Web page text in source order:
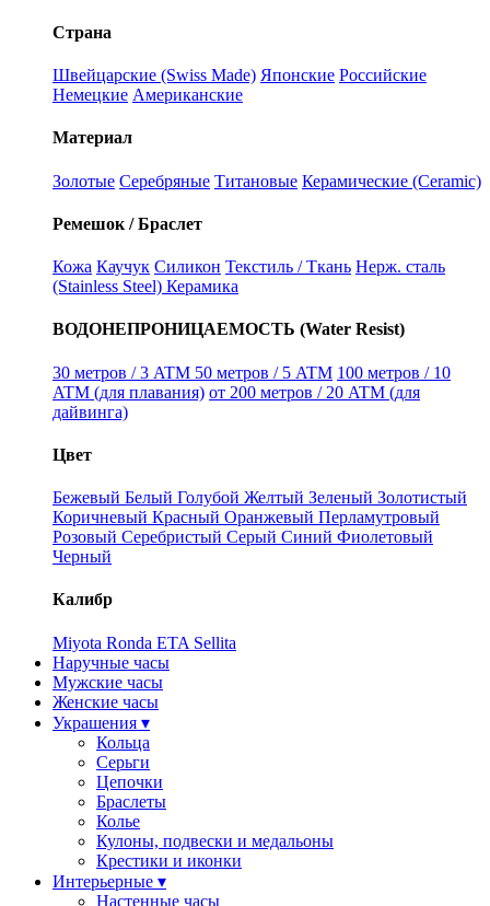
Страна
Швейцарские (Swiss Made) Японские Российские
Немецкие Американские
Материал
Золотые Серебряные Титановые Керамические (Ceramic)
Ремешок / Браслет
Кожа Каучук Силикон Текстиль / Ткань Нерж. сталь
(Stainless Steel) Керамика
ВОДОНЕПРОНИЦАЕМОСТЬ (Water Resist)
30 метров / 3 ATM 50 метров / 5 ATM 100 метров / 10
ATM (для плавания) от 200 метров / 20 ATM (для
дайвинга)
Цвет
Бежевый Белый Голубой Желтый Зеленый Золотистый
Коричневый Красный Оранжевый Перламутровый
Розовый Серебристый Серый Синий Фиолетовый
Черный
Калибр
Miyota Ronda ETA Sellita
Наручные часы
Мужские часы
Женские часы
Украшения ▾
Кольца
Серьги
Цепочки
Браслеты
Колье
Кулоны, подвески и медальоны
Крестики и иконки
Интерьерные ▾
Настенные часы